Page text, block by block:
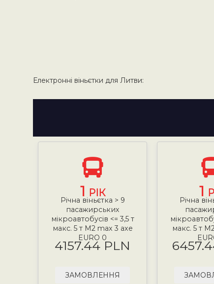
Електронні віньєтки для Литви:
1 РІК
Річна віньєтка > 9
пасажирських
мікроавтобусів <= 3,5 т
макс. 5 т М2 max 3 axe
EURO 0
4157.44 PLN
ЗАМОВЛЕННЯ
1
Річна
макс. 5 т